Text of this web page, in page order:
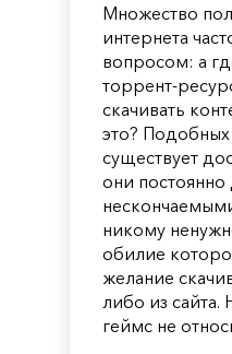
Множество
интернета
вопросом: а
торрент-
скачивать
это?
существует
они постоянно
никому
обилие
желание
либо из сайта.
геймс не